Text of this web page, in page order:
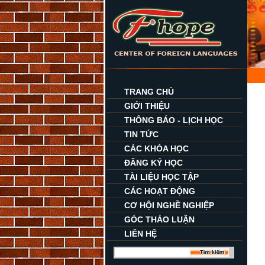
TRANG CHỦ
GIỚI THIỆU
THÔNG BÁO - LỊCH HỌC
TIN TỨC
CÁC KHÓA HỌC
ĐĂNG KÝ HỌC
TÀI LIỆU HỌC TẬP
CÁC HOẠT ĐỘNG
CƠ HỘI NGHỀ NGHIỆP
GÓC THẢO LUẬN
LIÊN HỆ